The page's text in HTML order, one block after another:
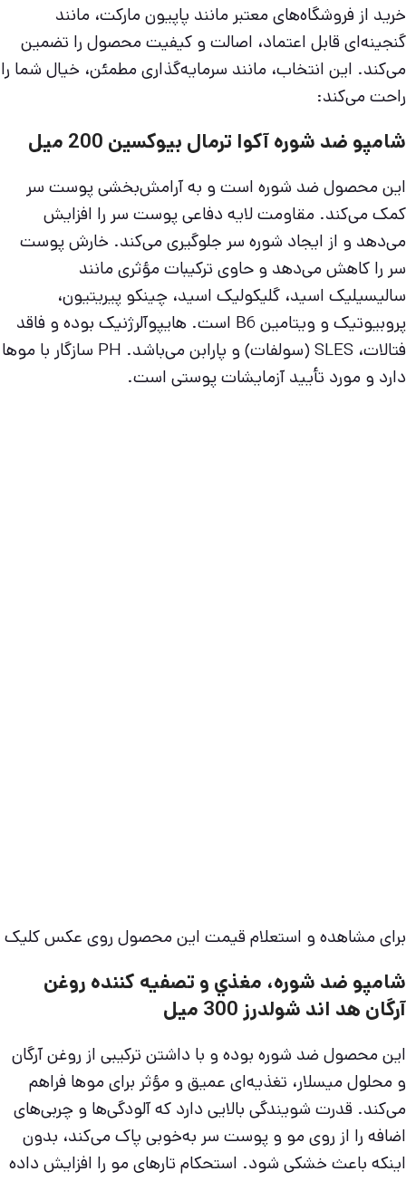
خرید از فروشگاه‌های معتبر مانند پاپیون مارکت، مانند
گنجینه‌ای قابل اعتماد، اصالت و کیفیت محصول را تضمین
می‌کند. این انتخاب، مانند سرمایه‌گذاری مطمئن، خیال شما را
راحت می‌کند:
شامپو ضد شوره آکوا ترمال بیوکسین 200 میل
این محصول ضد شوره است و به آرامش‌بخشی پوست سر
کمک می‌کند. مقاومت لایه دفاعی پوست سر را افزایش
می‌دهد و از ایجاد شوره سر جلوگیری می‌کند. خارش پوست
سر را کاهش می‌دهد و حاوی ترکیبات مؤثری مانند
سالیسیلیک اسید، گلیکولیک اسید، چینکو پیریتیون،
پروبیوتیک و ویتامین B6 است. هایپوآلرژنیک بوده و فاقد
فتالات، SLES (سولفات) و پارابن می‌باشد. PH سازگار با موها
دارد و مورد تأیید آزمایشات پوستی است.
برای مشاهده و استعلام قیمت این محصول روی عکس کلیک
شامپو ضد شوره، مغذي و تصفيه كننده روغن
آرگان هد اند شولدرز 300 ميل
این محصول ضد شوره بوده و با داشتن ترکیبی از روغن آرگان
و محلول میسلار، تغذیه‌ای عمیق و مؤثر برای موها فراهم
می‌کند. قدرت شویندگی بالایی دارد که آلودگی‌ها و چربی‌های
اضافه را از روی مو و پوست سر به‌خوبی پاک می‌کند، بدون
اینکه باعث خشکی شود. استحکام تارهای مو را افزایش داده